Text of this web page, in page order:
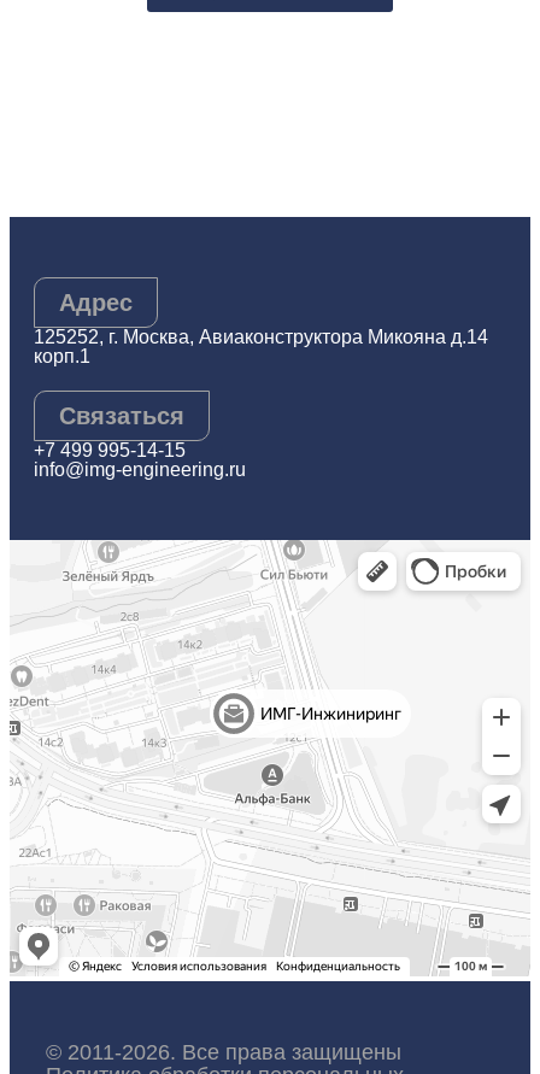
Адрес
125252, г. Москва, Авиаконструктора Микояна д.14
корп.1
Связаться
+7 499 995-14-15
info@img-engineering.ru
© 2011-2026. Все права защищены